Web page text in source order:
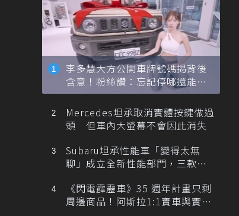
李多慧大方公開車牌號碼揭背後
含意！粉絲讚：忘記停哪還能幫
忙找車
Mercedes坦承取消實體按鍵做過
頭 但車內大螢幕不會因此消失
Subaru坦承性能車「變得太無
聊」成立全新性能部門，三款手
《閃電霹靂車》35 週年計畫只剩
周邊商品！阿斯拉1:1實車與實體